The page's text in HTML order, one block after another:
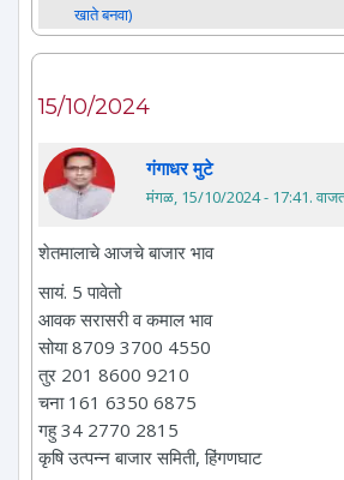
खाते बनवा)
15/10/2024
गंगाधर मुटे
मंगळ, 15/10/2024 - 17:41.
शेतमालाचे आजचे बाजार भाव
सायं. 5 पावेतो
आवक सरासरी व कमाल भाव
सोया 8709 3700 4550
तुर 201 8600 9210
चना 161 6350 6875
गहु 34 2770 2815
कृषि उत्पन्न बाजार समिती, हिंगणघाट